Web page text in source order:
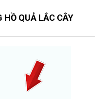
QUẢ LẮC CÂY